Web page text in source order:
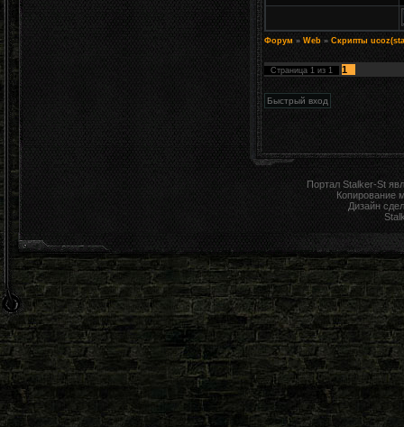
Форум » Web » Скрипты
Страница 1 из 1 1
Портал Stalker-St
Копирование
Дизайн